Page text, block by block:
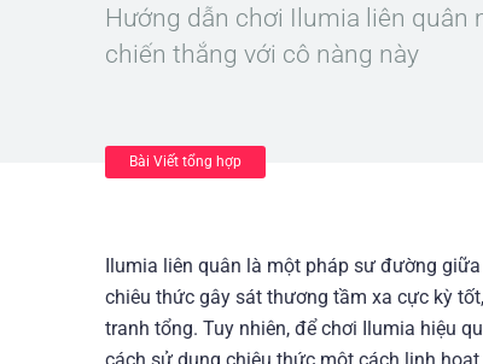
Hướng dẫn chơi Ilumia liên quân
chiến thắng với cô nàng này
Bài Viết tổng hợp
Ilumia liên quân là một pháp sư đường
chiêu thức gây sát thương tầm xa cực kỳ
tranh tổng. Tuy nhiên, để chơi Ilumia hiệu
cách sử dụng chiêu thức một cách linh